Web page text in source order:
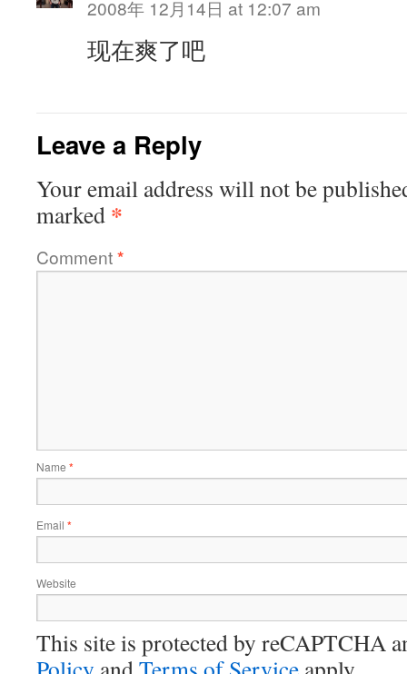
2008年 12月14日 at 12:07 am
现在爽了吧
Leave a Reply
Your email address will not be
marked *
Comment*
Name *
Email *
Website
This site is protected by reCAPTCHA